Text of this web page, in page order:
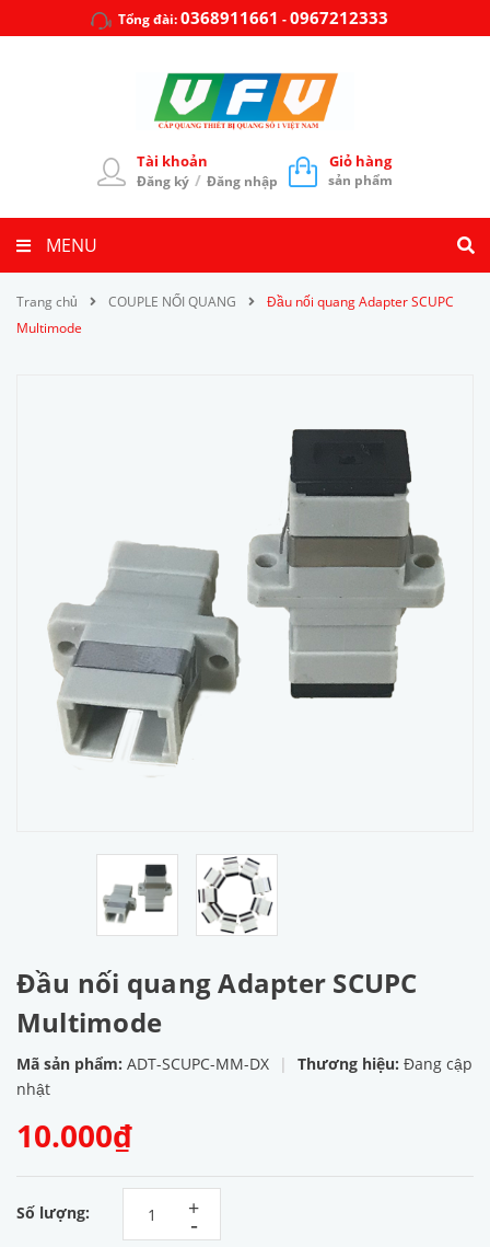
Tổng đài:0368911661 -0967212333
Tài khoản
Đăng ký / Đăng nhập
Giỏ hàng
sản phẩm
MENU
Trang chủ COUPLE NỐI QUANG
Đầu nối quang Adapter SCUPC
Multimode
Đầu nối quang Adapter SCUPC
Multimode
Mã sản phẩm: ADT-SCUPC-MM-DX | Thương hiệu: Đang cập
nhật
10.000₫
Số lượng: -
+